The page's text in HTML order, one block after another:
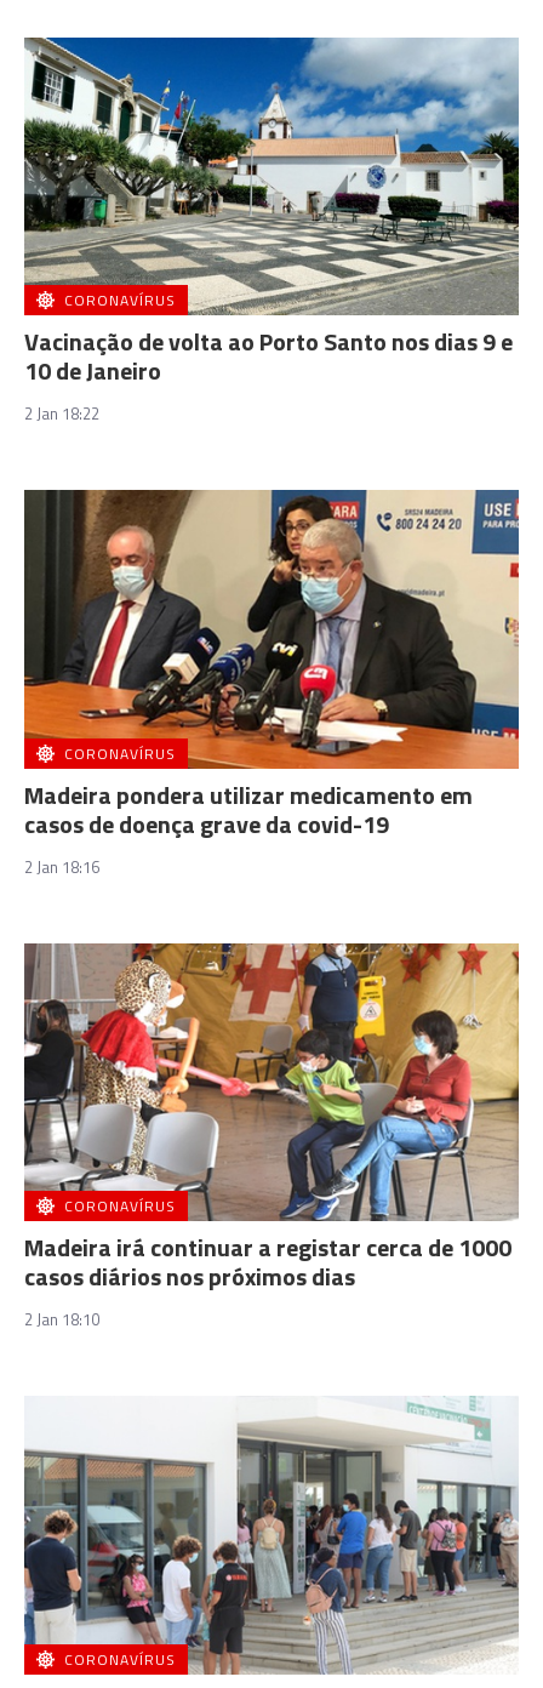
CORONAVÍRUS
Vacinação de volta ao Porto Santo nos dias 9 e
10 de Janeiro
2 Jan 18:22
CORONAVÍRUS
Madeira pondera utilizar medicamento em
casos de doença grave da covid-19
2 Jan 18:16
CORONAVÍRUS
Madeira irá continuar a registar cerca de 1000
casos diários nos próximos dias
2 Jan 18:10
CORONAVÍRUS